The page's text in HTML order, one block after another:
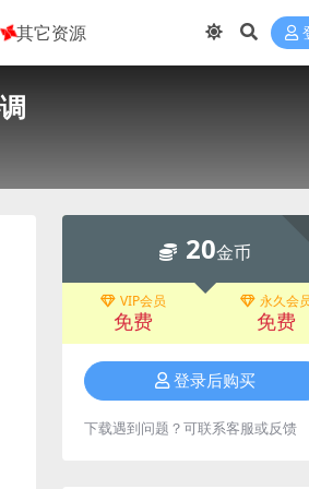
其它资源
20金币
VIP会员
免费
永久会
免费
登录后购买
下载遇到问题？可联系客服或反馈